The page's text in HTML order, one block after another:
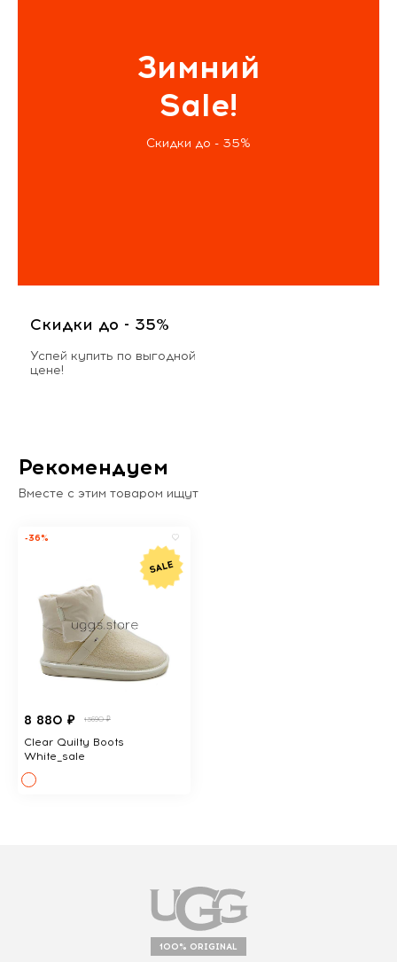
Зимний
Sale!
Скидки до - 35%
Скидки до - 35%
Успей купить по выгодной
цене!
Рекомендуем
Вместе с этим товаром ищут
-36%
8 880 ₽ 13690 ₽
Clear Quilty Boots
White_sale
100% ORIGINAL